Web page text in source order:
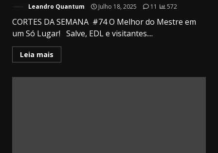
Leandro Quantum Julho 18, 2025 11 572
CORTES DA SEMANA #74 O Melhor do Mestre em
um Só Lugar! Salve, EDL e visitantes....
Leia mais